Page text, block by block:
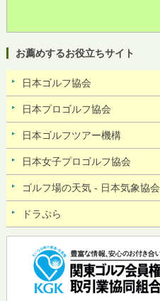
お薦めするお役立ちサイト
日本ゴルフ協会
日本プロゴルフ協会
日本ゴルフツアー機構
日本女子プロゴルフ協会
ゴルフ場の天気 - 日本気象協会
ドラぷら